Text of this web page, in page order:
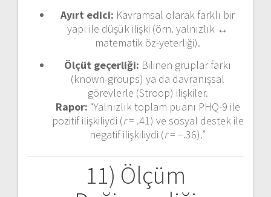
Ayırt edici: Kavramsal olarak farklı bir
yapı ile düşük ilişki (örn. yalnızlık ↔
matematik öz-yeterliği).
Ölçüt geçerliği: Bilinen gruplar farkı
(known-groups) ya da davranışsal
görevlerle (Stroop) ilişkiler.
Rapor: “Yalnızlık toplam puanı PHQ-9 ile
pozitif ilişkiliydi (r= .41) ve sosyal destek ile
negatif ilişkiliydi (r= −.36).”
11) Ölçüm